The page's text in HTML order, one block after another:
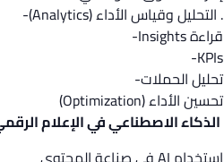
. التحليل وقياس الأداء (Analytics)-
قراءة Insights-
KPIs-
تحليل الحملات-
تحسين الأداء (Optimization)
الذكاء الاصطناعي في الإعلام